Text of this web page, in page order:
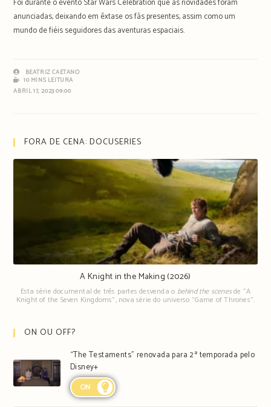
Foi durante o evento Star Wars Celebration que as novidades foram
anunciadas, deixando em êxtase os fãs presentes, assim como um
mundo de fiéis seguidores das aventuras espaciais.
BEATRIZ CAETANO
10 MINS LEITURA
ABRIL 17, 2023 09:00
FORA DE CENA: DOCUSERIES
A Knight in the Making (2026)
Esta série documental de três partes desvenda o behind the scenesde "A
Knight of the Seven Kingdoms", nova série do universo "Game of Thrones".
ON OU OFF?
“The Testaments” renovada para 2ª temporada pelo
Disney+
ON